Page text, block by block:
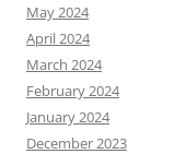
May 2024
April 2024
March 2024
February 2024
January 2024
December 2023